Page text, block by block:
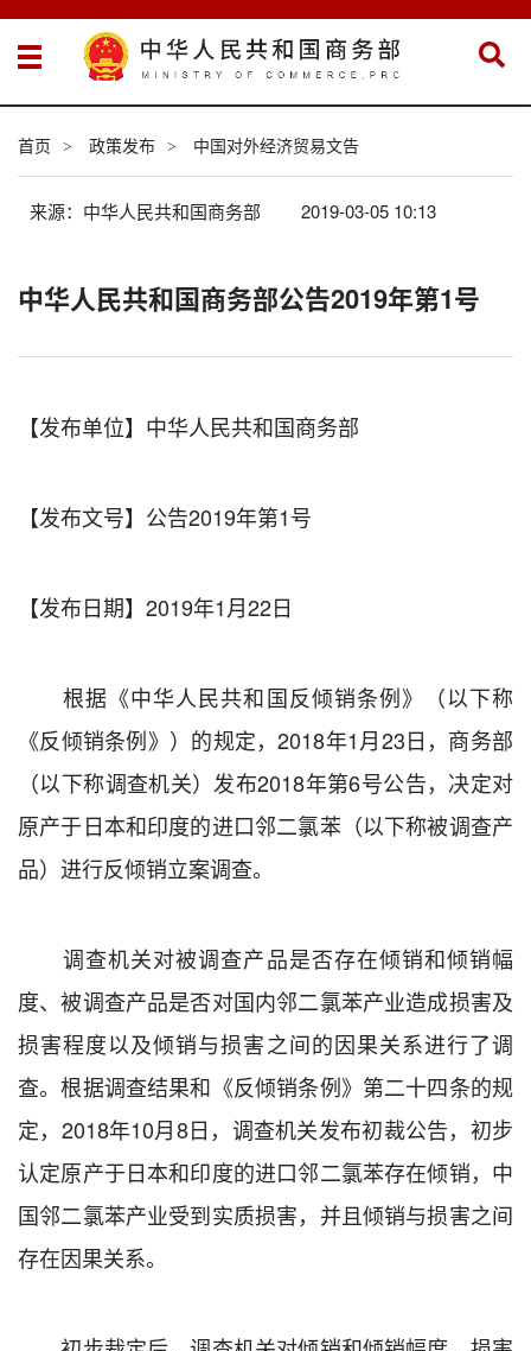
首页 > 政策发布 > 中国对外经济贸易文告
来源：中华人民共和国商务部 2019-03-05 10:13
中华人民共和国商务部公告2019年第1号
【发布单位】中华人民共和国商务部
【发布文号】公告2019年第1号
【发布日期】2019年1月22日
根据《中华人民共和国反倾销条例》（以下称
《反倾销条例》）的规定，2018年1月23日，商务部
（以下称调查机关）发布2018年第6号公告，决定对
原产于日本和印度的进口邻二氯苯（以下称被调查产
品）进行反倾销立案调查。
调查机关对被调查产品是否存在倾销和倾销幅
度、被调查产品是否对国内邻二氯苯产业造成损害及
损害程度以及倾销与损害之间的因果关系进行了调
查。根据调查结果和《反倾销条例》第二十四条的规
定， 2018年10月8日，调查机关发布初裁公告，初步
认定原产于日本和印度的进口邻二氯苯存在倾销，中
国邻二氯苯产业受到实质损害，并且倾销与损害之间
存在因果关系。